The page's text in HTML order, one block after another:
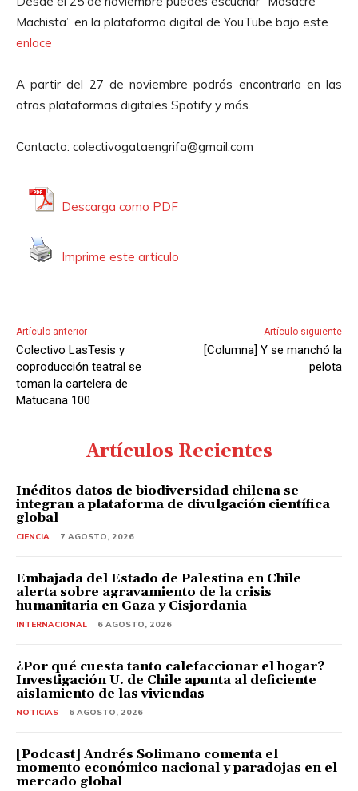
Machista” en la plataforma digital de YouTube bajo este
enlace
A partir del 27 de noviembre podrás encontrarla en las
otras plataformas digitales Spotify y más.
Contacto: colectivogataengrifa@gmail.com
Descarga como PDF
Imprime este artículo
Artículo anterior
Colectivo LasTesis y
coproducción teatral se
toman la cartelera de
Matucana 100
Artículo siguiente
[Columna] Y se manchó la
pelota
Artículos Recientes
Inéditos datos de biodiversidad chilena se
integran a plataforma de divulgación científica
global
CIENCIA 7 AGOSTO, 2026
Embajada del Estado de Palestina en Chile
alerta sobre agravamiento de la crisis
humanitaria en Gaza y Cisjordania
INTERNACIONAL 6 AGOSTO, 2026
¿Por qué cuesta tanto calefaccionar el hogar?
Investigación U. de Chile apunta al deficiente
aislamiento de las viviendas
NOTICIAS 6 AGOSTO, 2026
[Podcast] Andrés Solimano comenta el
momento económico nacional y paradojas en el
mercado global